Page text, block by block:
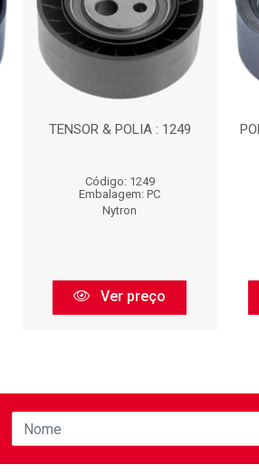
TENSOR & POLIA : 1249
Código: 1249
Embalagem: PC
Nytron
Ver preço